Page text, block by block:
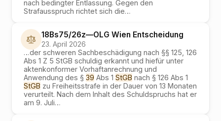
nach bedingter Entlassung. Gegen den
Strafausspruch richtet sich die…
18Bs75/26z—OLG Wien Entscheidung
23. April 2026
…der schweren Sachbeschädigung nach §§ 125, 126
Abs 1 Z 5 StGB schuldig erkannt und hiefür unter
aktenkonformer Vorhaftanrechnung und
Anwendung des § 39 Abs 1 StGB nach § 126 Abs 1
StGB zu Freiheitsstrafe in der Dauer von 13 Monaten
verurteilt. Nach dem Inhalt des Schuldspruchs hat er
am 9. Juli…